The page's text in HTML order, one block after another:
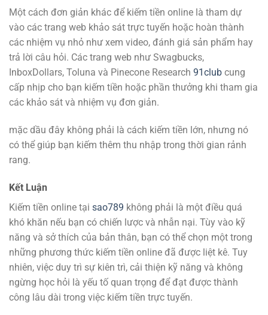
Một cách đơn giản khác để kiếm tiền online là tham dự
vào các trang web khảo sát trực tuyến hoặc hoàn thành
các nhiệm vụ nhỏ như xem video, đánh giá sản phẩm hay
trả lời câu hỏi. Các trang web như Swagbucks,
InboxDollars, Toluna và Pinecone Research 91club cung
cấp nhịp cho bạn kiếm tiền hoặc phần thưởng khi tham gia
các khảo sát và nhiệm vụ đơn giản.
mặc dầu đây không phải là cách kiếm tiền lớn, nhưng nó
có thể giúp bạn kiếm thêm thu nhập trong thời gian rảnh
rang.
Kết Luận
Kiếm tiền online tại sao789 không phải là một điều quá
khó khăn nếu bạn có chiến lược và nhẫn nại. Tùy vào kỹ
năng và sở thích của bản thân, bạn có thể chọn một trong
những phương thức kiếm tiền online đã được liệt kê. Tuy
nhiên, việc duy trì sự kiên trì, cải thiện kỹ năng và không
ngừng học hỏi là yếu tố quan trọng để đạt được thành
công lâu dài trong việc kiếm tiền trực tuyến.